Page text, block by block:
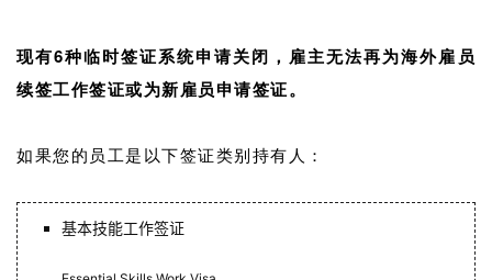
澳
加
英
关
现有6种临时签证系统申请关闭， 雇主无法再为海外雇员
续签工作签证或为新雇员申请签证。
如果您的员工是以下签证类别持有人：
基本技能工作签证